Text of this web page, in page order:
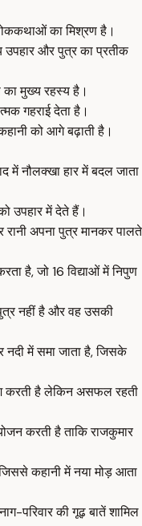
का मिश्रण है।
उपहार और पुत्र का प्रतीक
मुख्य रहस्य है।
गहराई देता है।
को आगे बढ़ाती है।
में नौलक्खा हार में बदल जाता
उपहार में देते हैं।
अपना पुत्र मानकर पालते
है, जो 16 विद्याओं में निपुण
नहीं है और वह उसकी
में समा जाता है, जिसके
करती है लेकिन असफल रहती
करती है ताकि राजकुमार
कहानी में नया मोड़ आता
परिवार की गूढ़ बातें शामिल